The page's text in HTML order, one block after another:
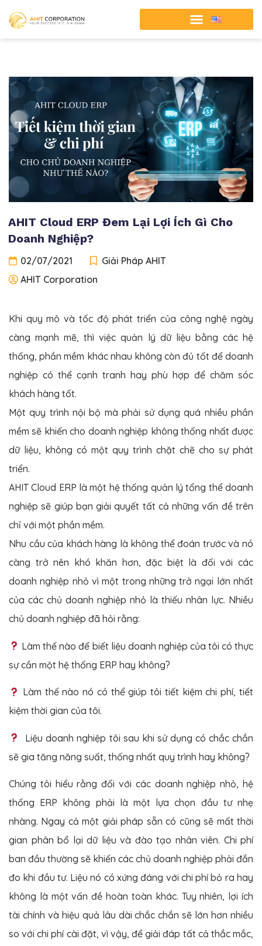
AHIT Cloud ERP Đem Lại Lợi Ích Gì Cho
Doanh Nghiệp?
02/07/2021
Giải Pháp AHIT
AHIT Corporation
Khi quy mô và tốc độ phát triển của công nghệ ngày
càng mạnh mẽ, thì việc quản lý dữ liệu bằng các hệ
thống, phần mềm khác nhau không còn đủ tốt để doanh
nghiệp có thể cạnh tranh hay phù hợp để chăm sóc
khách hàng tốt.
Một quy trình nội bộ mà phải sử dụng quá nhiều phần
mềm sẽ khiến cho doanh nghiệp không thống nhất được
dữ liệu, không có một quy trình chặt chẽ cho sự phát
triển.
AHIT Cloud ERP là một hệ thống quản lý tổng thể doanh
nghiệp sẽ giúp bạn giải quyết tất cả những vấn đề trên
chỉ với một phần mềm.
Nhu cầu của khách hàng là không thể đoán trước và nó
càng trở nên khó khăn hơn, đặc biệt là đối với các
doanh nghiệp nhỏ vì một trong những trở ngại lớn nhất
của các chủ doanh nghiệp nhỏ là thiếu nhân lực. Nhiều
chủ doanh nghiệp đã hỏi rằng:
Làm thế nào để biết liệu doanh nghiệp của tôi có thực
sự cần một hệ thống ERP hay không?
Làm thế nào nó có thể giúp tôi tiết kiệm chi phí, tiết
kiệm thời gian của tôi.
Liệu doanh nghiệp tôi sau khi sử dụng có chắc chắn
sẽ gia tăng năng suất, thống nhất quy trình hay không?
Chúng tôi hiểu rằng đối với các doanh nghiệp nhỏ, hệ
thống ERP không phải là một lựa chọn đầu tư nhẹ
nhàng. Ngay cả một giải pháp sẵn có cũng sẽ mất thời
gian phân bổ lại dữ liệu và đào tạo nhân viên. Chi phí
ban đầu thường sẽ khiến các chủ doanh nghiệp phải đắn
đo khi đầu tư. Liệu nó có xứng đáng với chi phí bỏ ra hay
không là một vấn đề hoàn toàn khác. Tuy nhiên, lợi ích
tài chính và hiệu quả lâu dài chắc chắn sẽ lớn hơn nhiều
so với chi phí cài đặt, vì vậy, để giải đáp tất cả thắc mắc,